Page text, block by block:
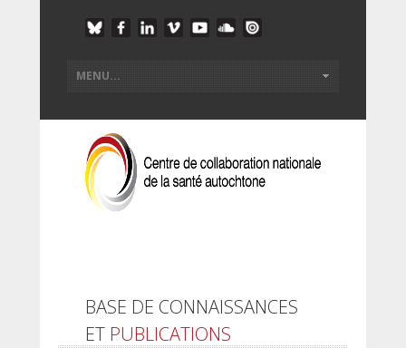
BASE DE CONNAISSANCES
ET PUBLICATIONS